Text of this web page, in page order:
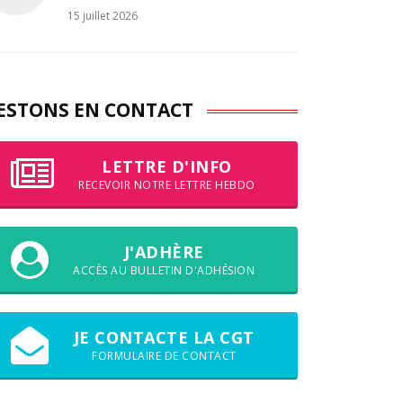
15 juillet 2026
EN CONTACT
LETTRE D'INFO
RECEVOIR NOTRE LETTRE HEBDO
J'ADHÈRE
ACCÈS AU BULLETIN D'ADHÉSION
JE CONTACTE LA CGT
FORMULAIRE DE CONTACT